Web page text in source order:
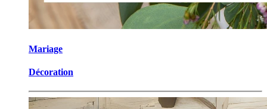
​Mariage
Décoration